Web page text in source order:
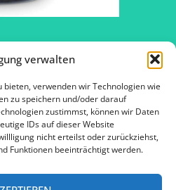
verwalten
verwenden wir Technologien wie
zu speichern und/oder darauf
zustimmst, können wir Daten
IDs auf dieser Website
nicht erteilst oder zurückziehst,
Funktionen beeinträchtigt werden.
Sport ™